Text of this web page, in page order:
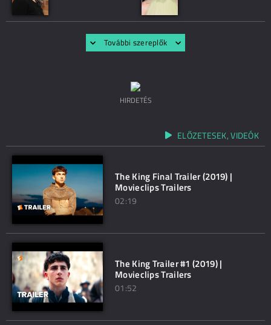
További szereplők
HIRDETÉS
ELŐZETESEK, VIDEÓK
The King Final Trailer (2019) |
Movieclips Trailers
02:19
The King Trailer #1 (2019) |
Movieclips Trailers
01:52